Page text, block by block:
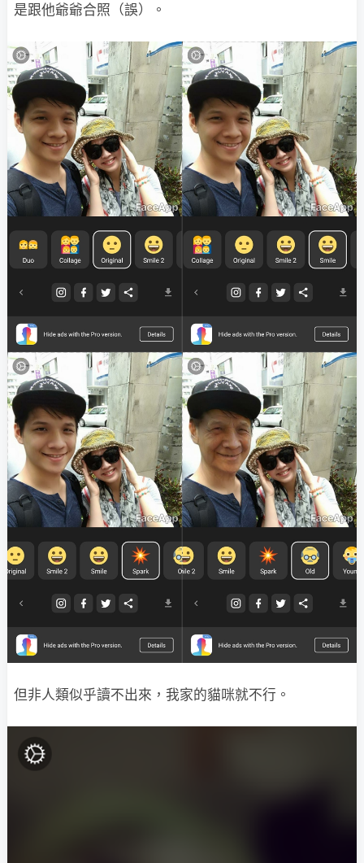
是跟他爺爺合照（誤）。
但非人類似乎讀不出來，我家的貓咪就不行。